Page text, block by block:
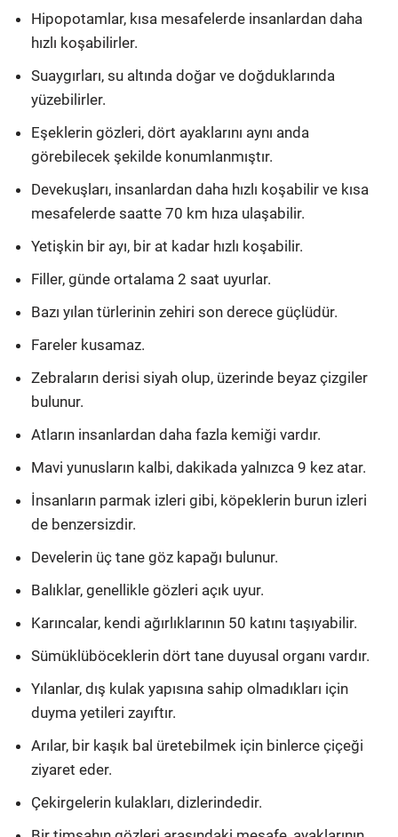
Hipopotamlar, kısa mesafelerde insanlardan daha
hızlı koşabilirler.
Suaygırları, su altında doğar ve doğduklarında
yüzebilirler.
Eşeklerin gözleri, dört ayaklarını aynı anda
görebilecek şekilde konumlanmıştır.
Devekuşları, insanlardan daha hızlı koşabilir ve kısa
mesafelerde saatte 70 km hıza ulaşabilir.
Yetişkin bir ayı, bir at kadar hızlı koşabilir.
Filler, günde ortalama 2 saat uyurlar.
Bazı yılan türlerinin zehiri son derece güçlüdür.
Fareler kusamaz.
Zebraların derisi siyah olup, üzerinde beyaz çizgiler
bulunur.
Atların insanlardan daha fazla kemiği vardır.
Mavi yunusların kalbi, dakikada yalnızca 9 kez atar.
İnsanların parmak izleri gibi, köpeklerin burun izleri
de benzersizdir.
Develerin üç tane göz kapağı bulunur.
Balıklar, genellikle gözleri açık uyur.
Karıncalar, kendi ağırlıklarının 50 katını taşıyabilir.
Sümüklüböceklerin dört tane duyusal organı vardır.
Yılanlar, dış kulak yapısına sahip olmadıkları için
duyma yetileri zayıftır.
Arılar, bir kaşık bal üretebilmek için binlerce çiçeği
ziyaret eder.
Çekirgelerin kulakları, dizlerindedir.